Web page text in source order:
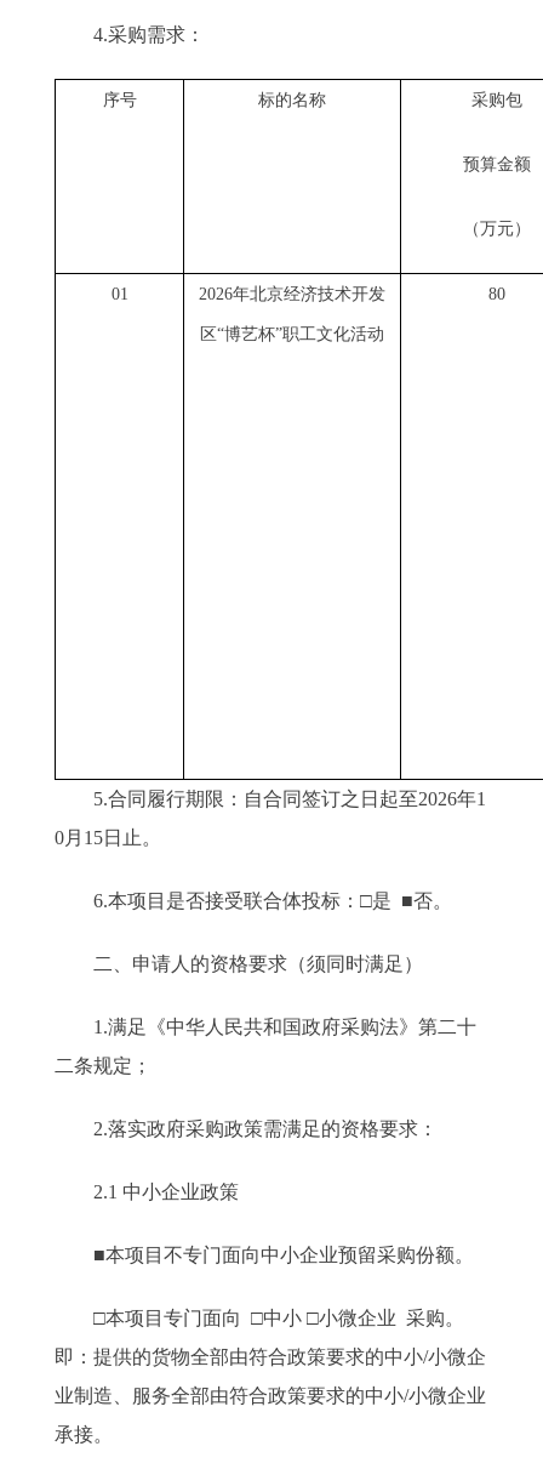
4.采购需求：
序号 标的名称 采购包
预算金额
（万元）
01 2026年北京经济技术开发
区“博艺杯”职工文化活动
80
5.合同履行期限：自合同签订之日起至2026年1
0月15日止。
6.本项目是否接受联合体投标：□是 ■否。
二、申请人的资格要求（须同时满足）
1.满足《中华人民共和国政府采购法》第二十
二条规定；
2.落实政府采购政策需满足的资格要求：
2.1 中小企业政策
■本项目不专门面向中小企业预留采购份额。
□本项目专门面向 □中小 □小微企业 采购。
即：提供的货物全部由符合政策要求的中小/小微企
业制造、服务全部由符合政策要求的中小/小微企业
承接。